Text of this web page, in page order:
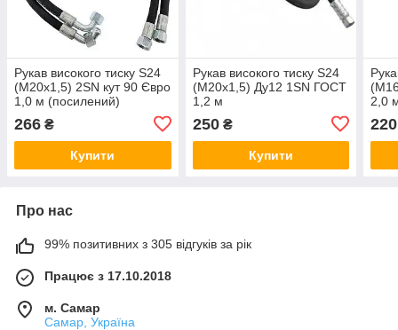
Рукав високого тиску S24
(М20х1,5) 2SN кут 90 Євро
1,0 м (посилений)
266 ₴
Купити
Рукав високого тиску S24
(М20х1,5) Ду12 1SN ГОСТ
1,2 м
250₴
Купити
2,0
220
Про нас
99% позитивних з 305 відгуків за рік
Працює з 17.10.2018
м. Самар
Самар, Україна